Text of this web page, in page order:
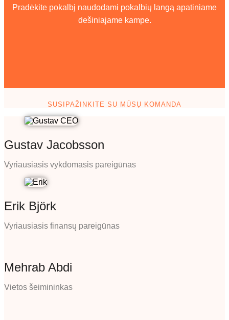
Pradėkite pokalbį naudodami pokalbių langą apatiniame
dešiniajame kampe.
SUSIPAŽINKITE SU MŪSŲ KOMANDA
Gustav Jacobsson
Vyriausiasis vykdomasis pareigūnas
Erik Björk
Vyriausiasis finansų pareigūnas
Mehrab Abdi
Vietos šeimininkas